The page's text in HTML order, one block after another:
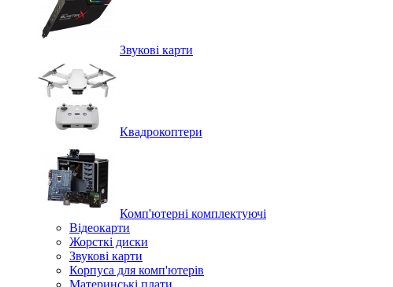
Звукові карти
Квадрокоптери
Комп'ютерні комплектуючі
Відеокарти
Жорсткі диски
Звукові карти
Корпуса для комп'ютерів
Материнські плати